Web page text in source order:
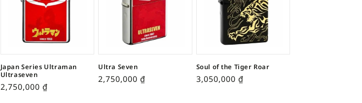
Japan Series Ultraman
Ultraseven
2,750,000 ₫
Ultra Seven
2,750,000 ₫
Soul of the Tiger Roar
3,050,000 ₫